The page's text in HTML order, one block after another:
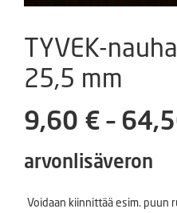
TYVEK-
25,5 mm
9,60 € –
arvonlisäveron
Voidaan kiinnittää esim. puun